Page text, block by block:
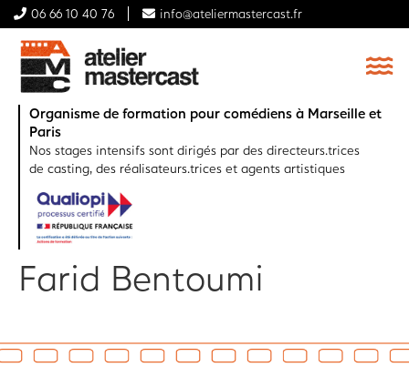
06 66 10 40 76 info@ateliermastercast.fr
Organisme de formation pour comédiens à Marseille et
Paris
Nos stages intensifs sont dirigés par des directeurs.trices
de casting, des réalisateurs.trices et agents artistiques
Farid Bentoumi